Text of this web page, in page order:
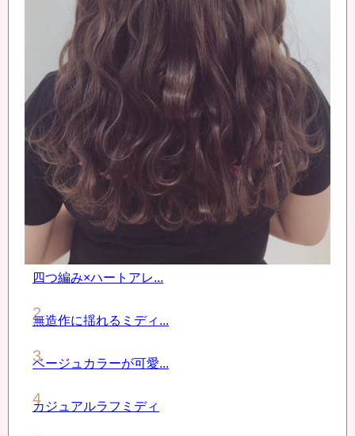
四つ編み×ハートアレ...
無造作に揺れるミディ...
ベージュカラーが可愛...
カジュアルラフミディ